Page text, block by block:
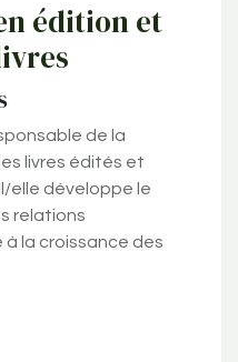
édition et
de la
livres édités et
elle développe le
relations
la croissance des